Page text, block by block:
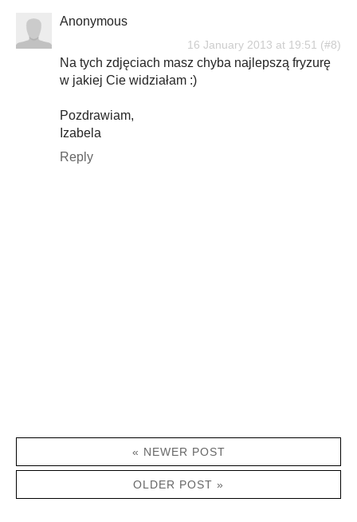
Anonymous
16 January 2013 at 19:51
Na tych zdjęciach masz chyba najlepszą fryzurę
w jakiej Cie widziałam :)
Pozdrawiam,
Izabela
Reply
« NEWER POST
OLDER POST »